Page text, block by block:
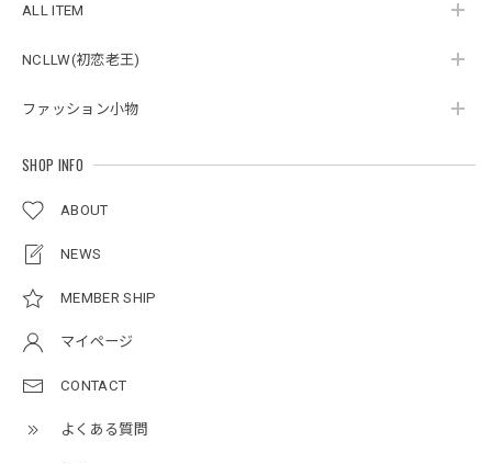
ALL ITEM
NCLLW(初恋老王)
ファッション小物
SHOP INFO
ABOUT
NEWS
MEMBER SHIP
マイページ
CONTACT
よくある質問
ブラック/L